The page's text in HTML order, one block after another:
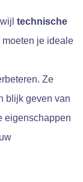
technische
je ideale
Ze
blijk geven van
eigenschappen